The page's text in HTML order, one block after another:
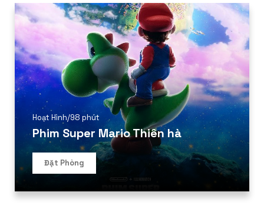
Hoạt Hình/98 phút
Phim Super Mario Thiên hà
Đặt Phòng